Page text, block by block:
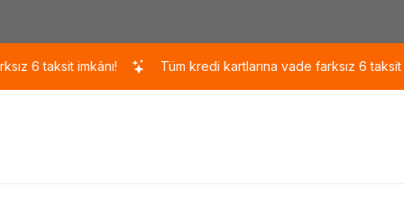
imkânı! Tüm kredi kartlarına vade farksız 6 taksit imkânı!